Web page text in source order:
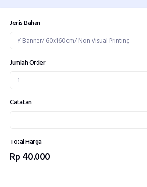
Jenis Bahan
Jumlah Order
Catatan
Total Harga
Rp 40.000